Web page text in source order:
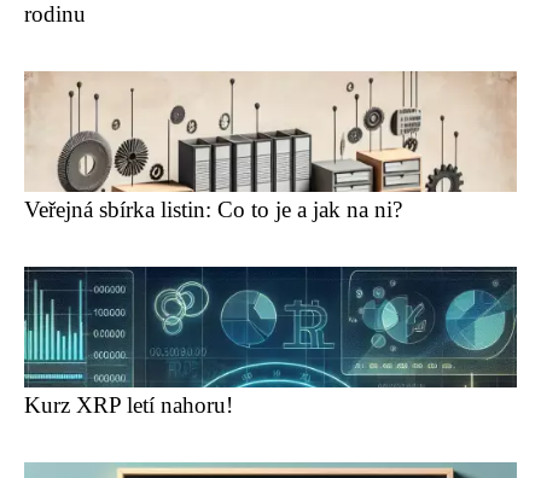
rodinu
Veřejná sbírka listin: Co to je a jak na ni?
Kurz XRP letí nahoru!